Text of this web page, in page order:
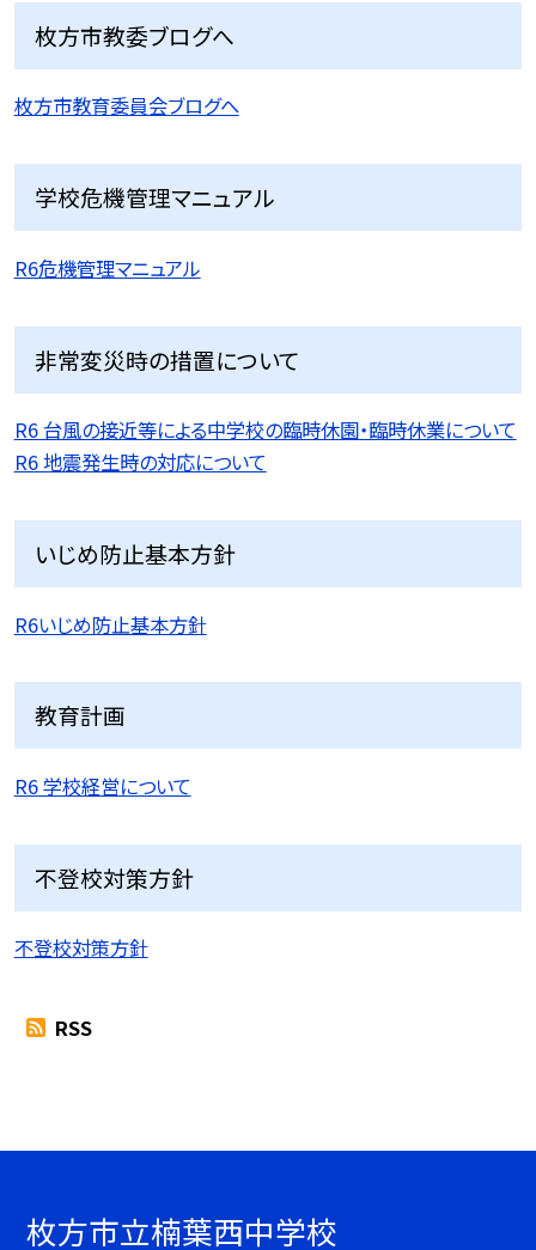
枚方市教委ブログへ
枚方市教育委員会ブログへ
学校危機管理マニュアル
R6危機管理マニュアル
非常変災時の措置について
R6 台風の接近等による中学校の臨時休園・臨時休業について
R6 地震発生時の対応について
いじめ防止基本方針
R6いじめ防止基本方針
教育計画
R6 学校経営について
不登校対策方針
不登校対策方針
RSS
枚方市立楠葉西中学校